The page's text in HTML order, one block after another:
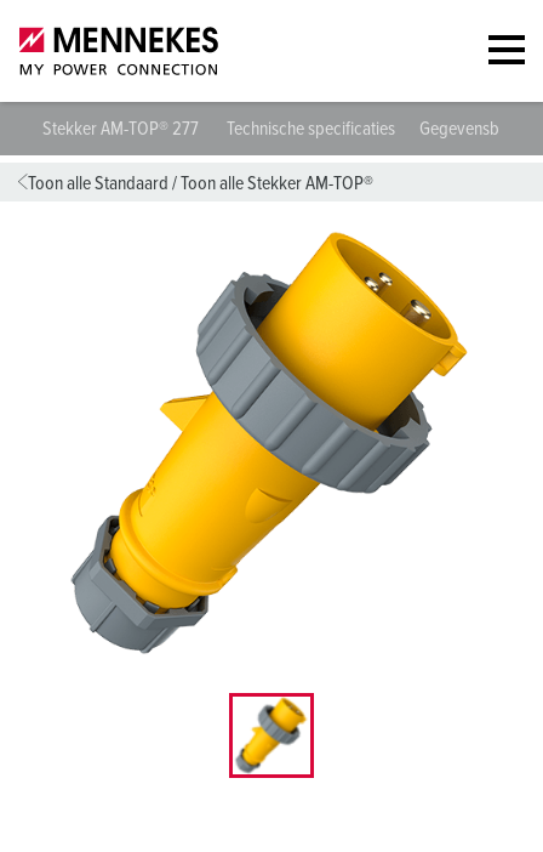
Stekker AM-TOP® 277 Technische specificaties
Toon alle Standaard /Toon alle Stekker AM-TOP®